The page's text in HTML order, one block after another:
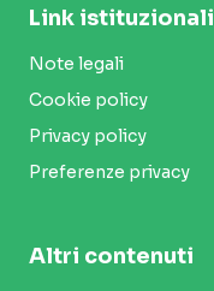
Link istituzionali
Note legali
Cookie policy
Privacy policy
Preferenze privacy
Altri contenuti